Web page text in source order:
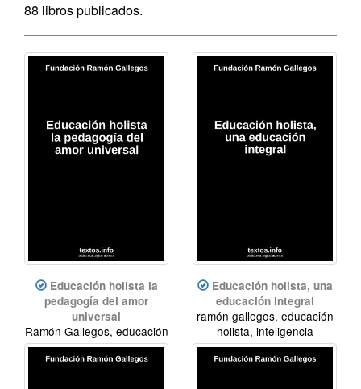
88 libros publicados.
Educación holista la
pedagogía del amor
universal
Ramón Gallegos, educación
holista, inteligencia
espiritual, meditación,
Educación holista, una
educación integral
ramón gallegos, educación
holista, inteligencia
espiritual